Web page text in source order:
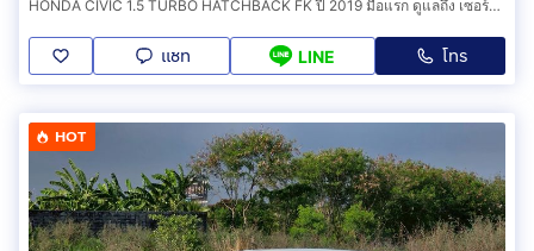
HONDA CIVIC 1.5 TURBO HATCHBACK FK ปี 2019 มือแรก ดูแลถึง เซอร์วิสศูนย์ทุกระยะ
แชท LINE โทร
HOT